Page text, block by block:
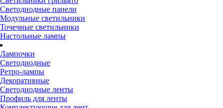
Светодиодные панели
Модульные светильники
Точечные светильники
Настольные лампы
Лампочки
Светодиодные
Ретро-лампы
Декоративные
Светодиодные ленты
Профиль для ленты